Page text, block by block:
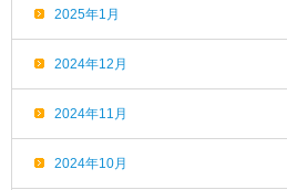
2025年1月
2024年12月
2024年11月
2024年10月